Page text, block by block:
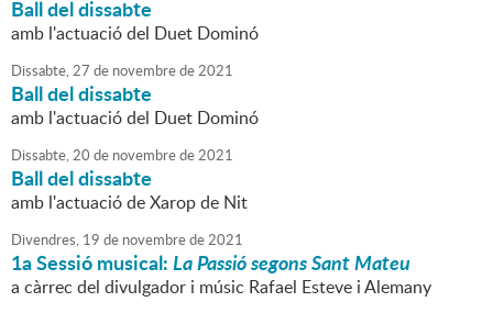
Ball del dissabte
amb l'actuació del Duet Dominó
Dissabte,27 de novembrede2021
Ball del dissabte
amb l'actuació del Duet Dominó
Dissabte,20 de novembrede2021
Ball del dissabte
amb l'actuació de Xarop de Nit
Divendres, 19 de novembrede2021
1a Sessió musical:La Passió segons Sant Mateu
a càrrec del divulgador i músic Rafael Esteve i Alemany